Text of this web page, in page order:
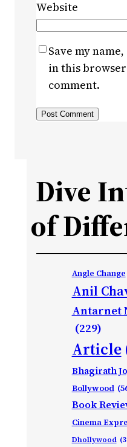
Website
Save my
in this
comment.
Dive
of
Angle Change
Anil
Antarnet
(229)
Article
Bhagirath
Bollywood
Book
Cinema
Dhollywood